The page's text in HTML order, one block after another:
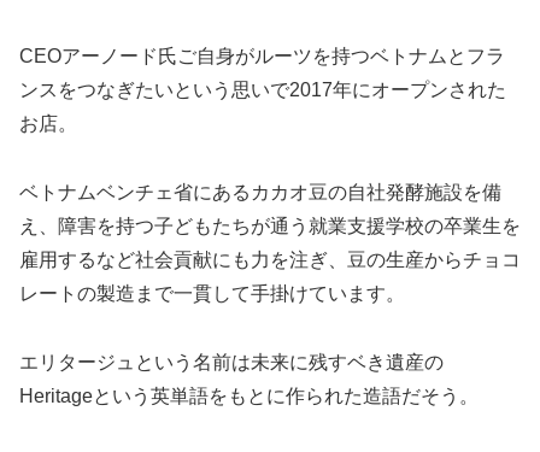
CEOアーノード氏ご自身がルーツを持つベトナムとフラ
ンスをつなぎたいという思いで2017年にオープンされた
お店。
ベトナムベンチェ省にあるカカオ豆の自社発酵施設を備
え、障害を持つ子どもたちが通う就業支援学校の卒業生を
雇用するなど社会貢献にも力を注ぎ、豆の生産からチョコ
レートの製造まで一貫して手掛けています。
エリタージュという名前は未来に残すベき遺産の
Heritageという英単語をもとに作られた造語だそう。